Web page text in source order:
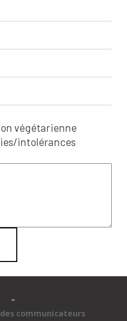
végétarienne
intolérances
-
communicateurs